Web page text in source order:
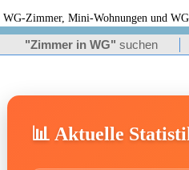
WG-Zimmer, Mini-Wohnungen und
"Zimmer in WG" suchen
📊 Aktuelle